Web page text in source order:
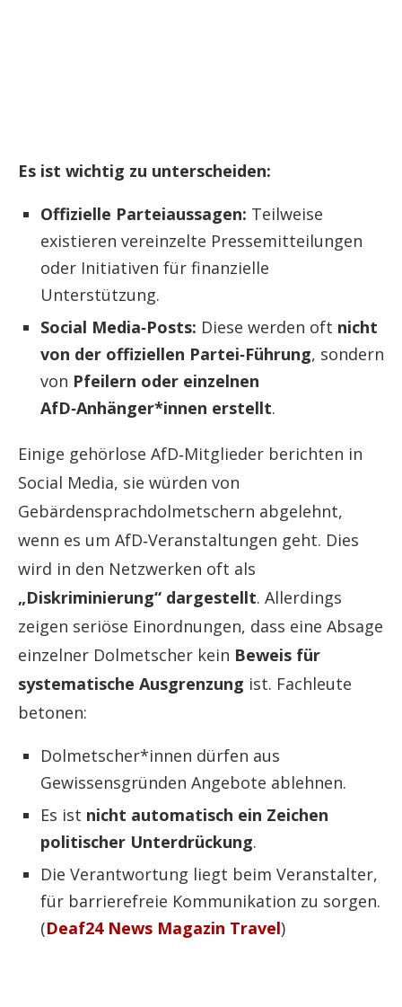
Es ist wichtig zu unterscheiden:
Offizielle Parteiaussagen: Teilweise
existieren vereinzelte Pressemitteilungen
oder Initiativen für finanzielle
Unterstützung.
Social Media‑Posts: Diese werden oft nicht
von der offiziellen Partei‑Führung, sondern
von Pfeilern oder einzelnen
AfD‑Anhänger*innen erstellt.
Einige gehörlose AfD‑Mitglieder berichten in
Social Media, sie würden von
Gebärdensprachdolmetschern abgelehnt,
wenn es um AfD‑Veranstaltungen geht. Dies
wird in den Netzwerken oft als
„Diskriminierung“ dargestellt. Allerdings
zeigen seriöse Einordnungen, dass eine Absage
einzelner Dolmetscher kein Beweis für
systematische Ausgrenzung ist. Fachleute
betonen:
Dolmetscher*innen dürfen aus
Gewissensgründen Angebote ablehnen.
Es ist nicht automatisch ein Zeichen
politischer Unterdrückung.
Die Verantwortung liegt beim Veranstalter,
für barrierefreie Kommunikation zu sorgen.
(Deaf24 News Magazin Travel)